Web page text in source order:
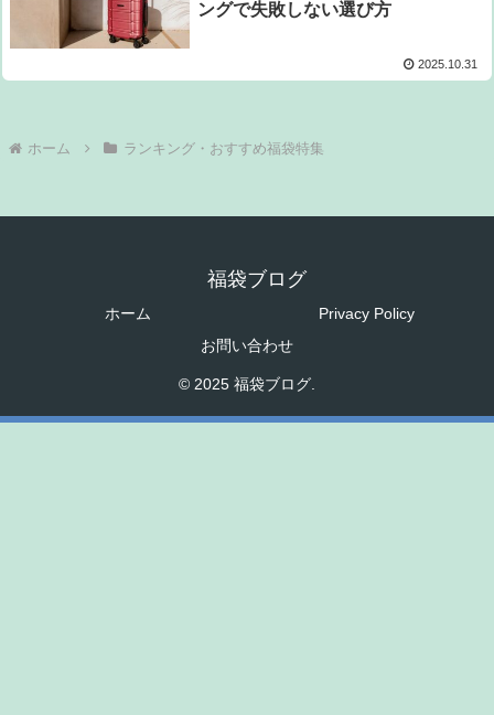
ングで失敗しない選び方
2025.10.31
ホーム ランキング・おすすめ福袋特集
福袋ブログ
ホーム
Privacy Policy
お問い合わせ
© 2025 福袋ブログ.